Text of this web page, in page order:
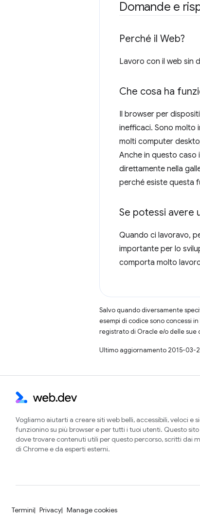
Domande e
Perché il Web?
Lavoro con il web sin
Che cosa ha
Il browser per
inefficaci. Sono molto
molti computer
Anche in questo
direttamente nella
perché esiste questa
Se potessi avere
Quando ci lavoravo,
importante per lo
comporta molto
Salvo quando diversamente
esempi di codice sono concessi in
registrato di Oracle e/o delle sue
Ultimo aggiornamento 2015-03-
Vogliamo aiutarti a creare siti web belli, accessibili, veloci e
funzionino su più browser e per tutti i tuoi utenti. Questo sito
dove trovare contenuti utili per questo percorso, scritti dai
di Chrome e da esperti esterni.
Termini Privacy Manage cookies